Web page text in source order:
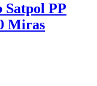
PP
Miras